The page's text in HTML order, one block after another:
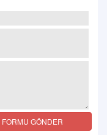
FORMU GÖNDER